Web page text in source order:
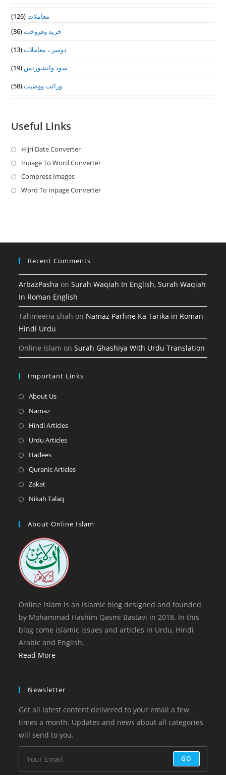
معاملات(126)
خرید وفروخت(36)
دوسرے معاملات(13)
سود وانشورنس (19)
وراثت ووصيت(58)
Useful Links
Hijri Date ConverterOpens
in
new
Inpage To Word ConverterOpens
a
Compress ImagesOpens
in
Word To Inpage ConverterOpens
tab
Recent Comments
ArbazPasha onSurah Waqiah In English, Surah Waqiah
In Roman English
Tahmeena shah on Namaz Parhne Ka Tarika in Roman
Hindi Urdu
Online Islam onSurah Ghashiya With Urdu Translation
Important Links
About UsOpens
a
tab
NamazOpens
in
tab
Hindi ArticlesOpens
tab
Urdu ArticlesOpens
a
HadeesOpens
in
tab
Quranic ArticlesOpens
tab
ZakatOpens
in
new
Nikah Talaq
a
tab
About Online Islam
Online Islam is an Islamic blog designed and founded
by Mohammad Hashim Qasmi Bastavi in 2018. In this
blog come islamic issues and articles in Urdu, Hindi
Arabic and English.
Read More
Newsletter
Get all latest content delivered to your email a few
times a month. Updates and news about all categories
will send to you.
GO